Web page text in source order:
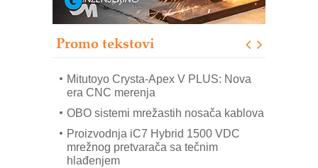
Promo tekstovi
IB BLUMENAUER - više od 40 godina
poverenja u industriji
Art Utopia Studio – vizuelne priče
Mitutoyo Crysta-Apex V PLUS: Nova
era CNC merenja
OBO sistemi mrežastih nosača kablova
Proizvodnja iC7 Hybrid 1500 VDC
mrežnog pretvarača sa tečnim
hlađenjem